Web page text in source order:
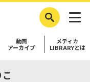
動画
アーカイブ
メディカ
LIBRARYとは